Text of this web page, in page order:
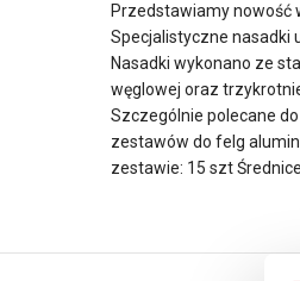
Przedstawiamy nowość
Specjalistyczne nasadki
Nasadki wykonano ze
węglowej oraz
Szczególnie polecane
zestawów do felg
zestawie: 15 szt